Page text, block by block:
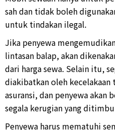
sah dan tidak boleh
untuk tindakan ilegal.
Jika penyewa
lintasan balap, akan
dari harga sewa. Selain itu,
diakibatkan oleh
asuransi, dan penyewa akan
segala kerugian yang
Penyewa harus mematuhi